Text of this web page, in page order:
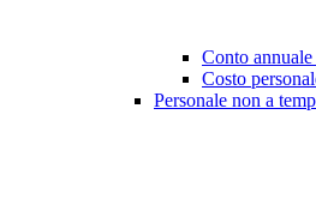
Conto
Costo
Personale non a